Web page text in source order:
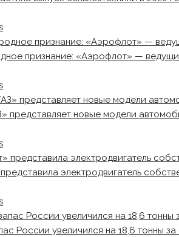
признание: «Аэрофлот» —
представляет новые модели
электродвигатель
России увеличился на 18,6 тонны за